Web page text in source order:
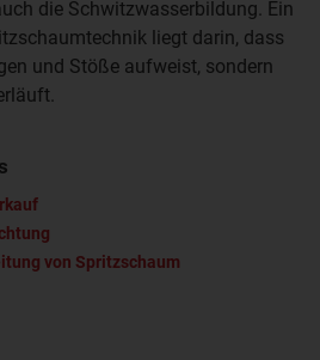
die Schwitzwasserbildung. Ein
liegt darin, dass
und Stöße aufweist, sondern
von Spritzschaum